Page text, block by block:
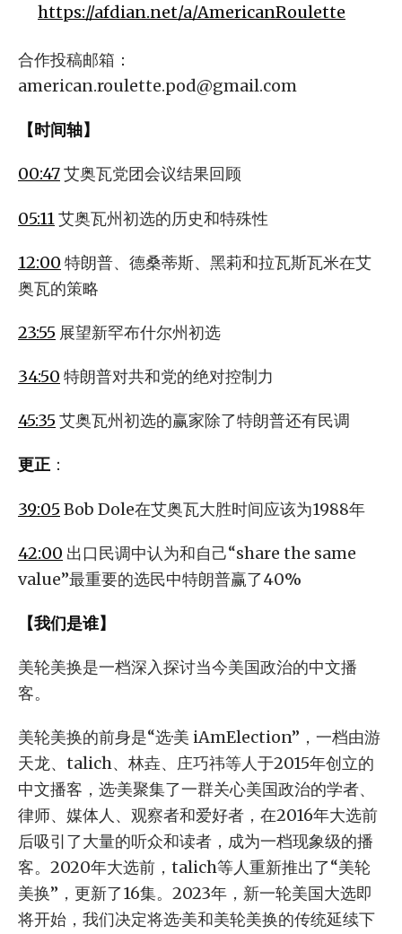
https://afdian.net/a/AmericanRoulette
合作投稿邮箱：
american.roulette.pod@gmail.com
【时间轴】
00:47艾奥瓦党团会议结果回顾
05:11艾奥瓦州初选的历史和特殊性
12:00 特朗普、德桑蒂斯、黑莉和拉瓦斯瓦米在艾
奥瓦的策略
23:55 展望新罕布什尔州初选
34:50 特朗普对共和党的绝对控制力
45:35 艾奥瓦州初选的赢家除了特朗普还有民调
更正 ：
39:05 Bob Dole在艾奥瓦大胜时间应该为1988年
42:00 出口民调中认为和自己“share the same
value”最重要的选民中特朗普赢了40%
【我们是谁】
美轮美换是一档深入探讨当今美国政治的中文播
客。
美轮美换的前身是“选·美 iAmElection”，一档由游
天龙、talich、林垚、庄巧祎等人于2015年创立的
中文播客，选·美聚集了一群关心美国政治的学者、
律师、媒体人、观察者和爱好者，在2016年大选前
后吸引了大量的听众和读者，成为一档现象级的播
客。2020年大选前，talich等人重新推出了“美轮
美换”，更新了16集。2023年，新一轮美国大选即
将开始，我们决定将选·美和美轮美换的传统延续下